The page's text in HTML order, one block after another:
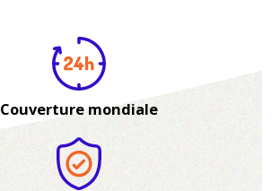
Couverture mondiale